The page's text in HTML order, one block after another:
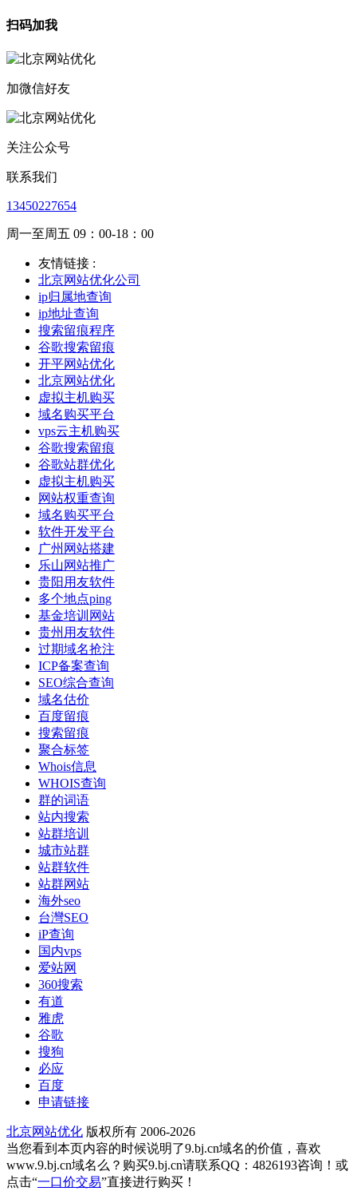
扫码加我
加微信好友
关注公众号
联系我们
13450227654
周一至周五 09：00-18：00
友情链接 :
北京网站优化公司
ip归属地查询
ip地址查询
搜索留痕程序
谷歌搜索留痕
开平网站优化
北京网站优化
虚拟主机购买
域名购买平台
vps云主机购买
谷歌搜索留痕
谷歌站群优化
虚拟主机购买
网站权重查询
域名购买平台
软件开发平台
广州网站搭建
乐山网站推广
贵阳用友软件
多个地点ping
基金培训网站
贵州用友软件
过期域名抢注
ICP备案查询
SEO综合查询
域名估价
百度留痕
搜索留痕
聚合标签
Whois信息
WHOIS查询
群的词语
站内搜索
站群培训
城市站群
站群软件
站群网站
海外seo
台灣SEO
iP查询
国内vps
爱站网
360搜索
有道
雅虎
谷歌
搜狗
必应
百度
申请链接
北京网站优化 版权所有 2006-2026
当您看到本页内容的时候说明了9.bj.cn域名的价值，喜欢
www.9.bj.cn域名么？购买9.bj.cn请联系QQ：4826193咨询！或
点击“一口价交易”直接进行购买！